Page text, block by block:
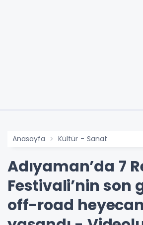
Anasayfa Kültür - Sanat
Adıyaman’da 7
Festivali’nin son
off-road